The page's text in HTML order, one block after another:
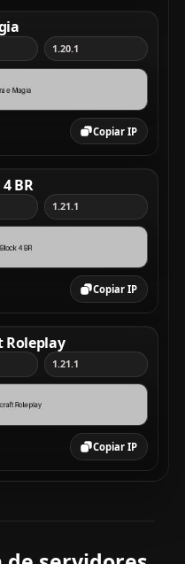
Copiar IP
1.20.1
Copiar IP
BR
1.21.1
Copiar IP
Roleplay
1.21.1